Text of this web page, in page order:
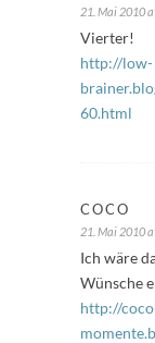
21. Mai 2010
Vierter!
http://low-
60.html
COCO
21. Mai 2010
Ich wäre
Wünsche
http://